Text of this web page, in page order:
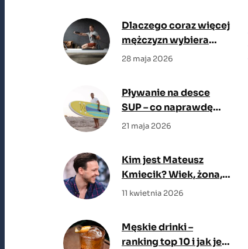
Dlaczego coraz więcej
mężczyzn wybiera
reformer zamiast
28 maja 2026
Pływanie na desce
SUP – co naprawdę
trzeba wiedzieć, zanim
21 maja 2026
Kim jest Mateusz
Kmiecik? Wiek, żona,
filmy
11 kwietnia 2026
Męskie drinki –
ranking top 10 i jak je